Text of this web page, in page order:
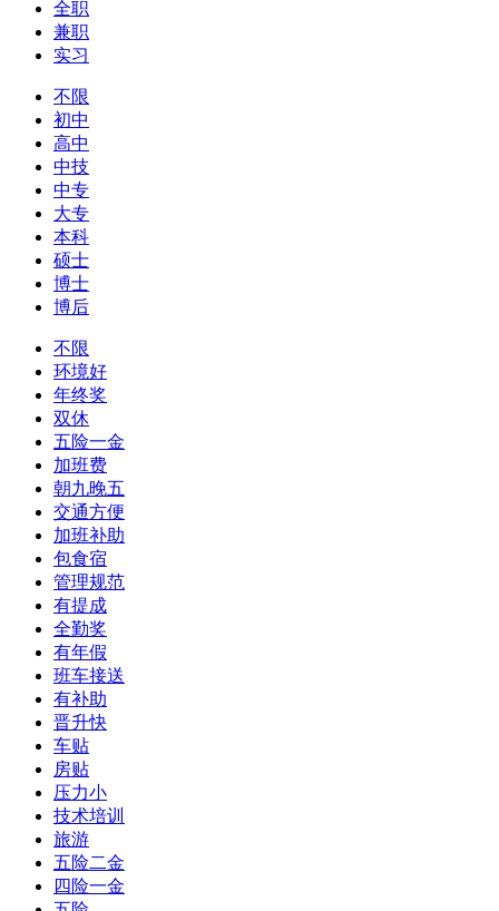
全职
兼职
实习
不限
初中
高中
中技
中专
大专
本科
硕士
博士
博后
不限
环境好
年终奖
双休
五险一金
加班费
朝九晚五
交通方便
加班补助
包食宿
管理规范
有提成
全勤奖
有年假
班车接送
有补助
晋升快
车贴
房贴
压力小
技术培训
旅游
五险二金
四险一金